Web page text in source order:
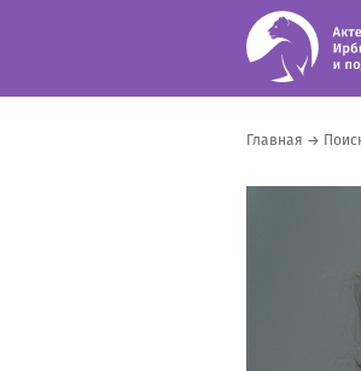
Главная →